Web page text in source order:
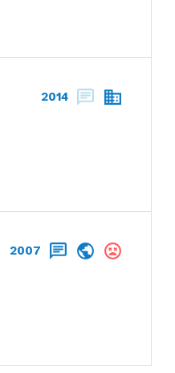
2014
2007